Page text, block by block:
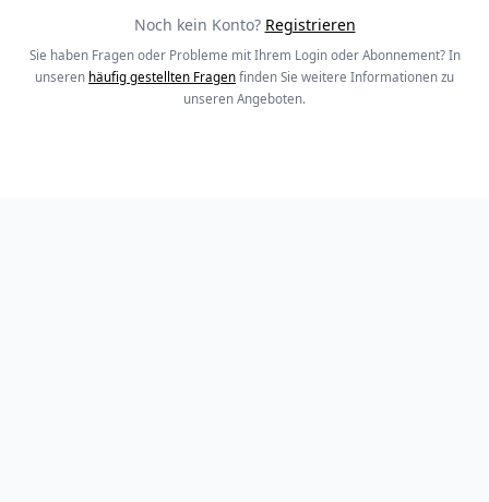
Noch kein Konto? Registrieren
Sie haben Fragen oder Probleme mit Ihrem Login oder Abonnement? In
unseren häufig gestellten Fragen finden Sie weitere Informationen zu
unseren Angeboten.